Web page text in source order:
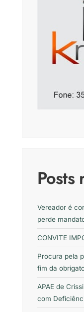
Posts
Vereador é
perde
CONVITE
Procura pela
fim da
APAE de
com